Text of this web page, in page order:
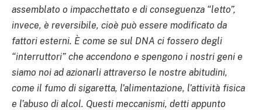
assemblato o impacchettato e di conseguenza “letto”,
invece, è reversibile, cioè può essere modificato da
fattori esterni. È come se sul DNA ci fossero degli
“interruttori” che accendono e spengono i nostri geni e
siamo noi ad azionarli attraverso le nostre abitudini,
come il fumo di sigaretta, l’alimentazione, l’attività fisica
e l’abuso di alcol. Questi meccanismi, detti appunto